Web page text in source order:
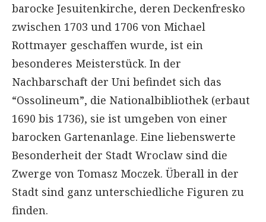
barocke Jesuitenkirche, deren Deckenfresko
zwischen 1703 und 1706 von Michael
Rottmayer geschaffen wurde, ist ein
besonderes Meisterstück. In der
Nachbarschaft der Uni befindet sich das
“Ossolineum”, die Nationalbibliothek (erbaut
1690 bis 1736), sie ist umgeben von einer
barocken Gartenanlage. Eine liebenswerte
Besonderheit der Stadt Wroclaw sind die
Zwerge von Tomasz Moczek. Überall in der
Stadt sind ganz unterschiedliche Figuren zu
finden.